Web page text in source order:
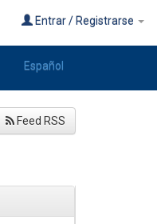
Entrar / Registrarse
Español
Feed RSS